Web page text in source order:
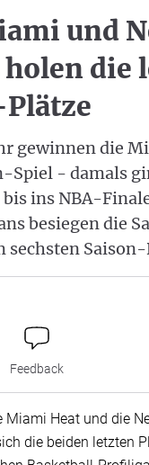
und
holen die
gewinnen die
- damals
ins NBA-
besiegen die
sechsten
Feedback
Miami Heat und die
die beiden letzten